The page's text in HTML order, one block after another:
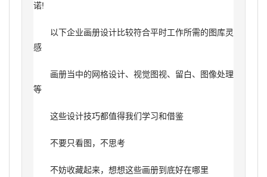
诺!
以下企业画册设计比较符合平时工作所需的图库灵
感
画册当中的网格设计、视觉图视、留白、图像处理
等
这些设计技巧都值得我们学习和借鉴
不要只看图，不思考
不妨收藏起来，想想这些画册到底好在哪里